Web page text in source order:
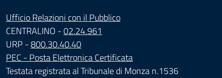
Ufficio Relazioni con il Pubblico
CENTRALINO -02.24.961
URP -800.30.40.40
PEC - Posta Elettronica Certificata
Testata registrata al Tribunale di Monza n.1536